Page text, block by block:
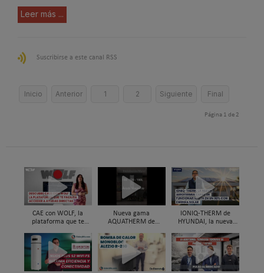
Leer más ...
Suscribirse a este canal RSS
Inicio Anterior 1 2 Siguiente Final
Página 1 de 2
CAE con WOLF, la
plataforma que te
ayudas directas por
instalar aerotermia
Nueva gama
AQUATHERM de
aerotermia para ACS
IONIQ-THERM de
HYUNDAI, la nueva
funcionar hasta en un
98% con energía solar